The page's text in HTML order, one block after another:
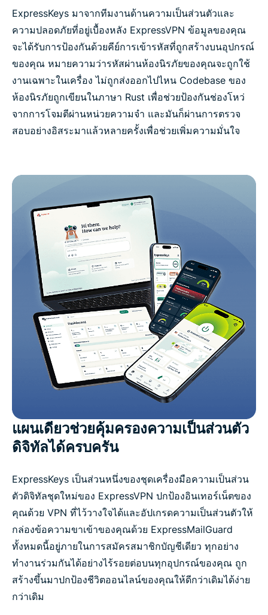
ExpressKeys มาจากทีมงานด้านความเป็นส่วนตัวและ
ความปลอดภัยที่อยู่เบื้องหลัง ExpressVPN ข้อมูลของคุณ
จะได้รับการป้องกันด้วยคีย์การเข้ารหัสที่ถูกสร้างบนอุปกรณ์
ของคุณ หมายความว่ารหัสผ่านห้องนิรภัยของคุณจะถูกใช้
งานเฉพาะในเครื่อง ไม่ถูกส่งออกไปไหน Codebase ของ
ห้องนิรภัยถูกเขียนในภาษา Rust เพื่อช่วยป้องกันช่องโหว่
จากการโจมตีผ่านหน่วยความจำ และมันก็ผ่านการตรวจ
สอบอย่างอิสระมาแล้วหลายครั้งเพื่อช่วยเพิ่มความมั่นใจ
แผนเดียวช่วยคุ้มครองความเป็นส่วนตัว
ดิจิทัลได้ครบครัน
ExpressKeys เป็นส่วนหนึ่งของชุดเครื่องมือความเป็นส่วน
ตัวดิจิทัลชุดใหม่ของ ExpressVPN ปกป้องอินเทอร์เน็ตของ
คุณด้วย VPN ที่ไว้วางใจได้และอัปเกรดความเป็นส่วนตัวให้
กล่องข้อความขาเข้าของคุณด้วย ExpressMailGuard
ทั้งหมดนี้อยู่ภายในการสมัครสมาชิกบัญชีเดียว ทุกอย่าง
ทำงานร่วมกันได้อย่างไร้รอยต่อบนทุกอุปกรณ์ของคุณ ถูก
สร้างขึ้นมาปกป้องชีวิตออนไลน์ของคุณให้ดีกว่าเดิมได้ง่าย
กว่าเดิม